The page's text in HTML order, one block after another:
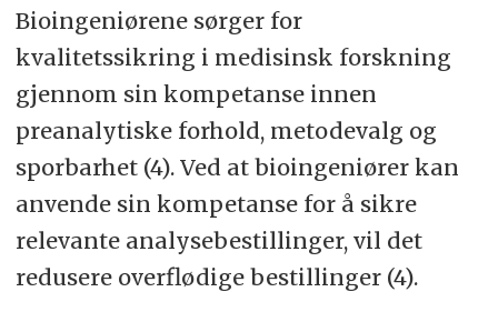
33 aktuelle forskningsområder ble
presentert. Spørreskjemaet ble sendt
til bioingeniører ved 27 medisinsk
biokjemiske laboratorier.
Respondentene skulle ved hjelp av en
Likert-skala rangere viktigheten av
de 33 forskningsområdene knyttet til
henholdsvis pasient, samarbeid med
important.
Material and methods.
The Delphi –
method was applied to establish
consensus. Based on the earlier
mapped research areas in part 1 of
the study, as well as other studies, a
questionnaire presenting 33 relevant
research areas was developed. The
Bioingeniørene sørger for
kvalitetssikring i medisinsk forskning
gjennom sin kompetanse innen
preanalytiske forhold, metodevalg og
sporbarhet (4). Ved at bioingeniører kan
anvende sin kompetanse for å sikre
relevante analysebestillinger, vil det
redusere overflødige bestillinger (4).